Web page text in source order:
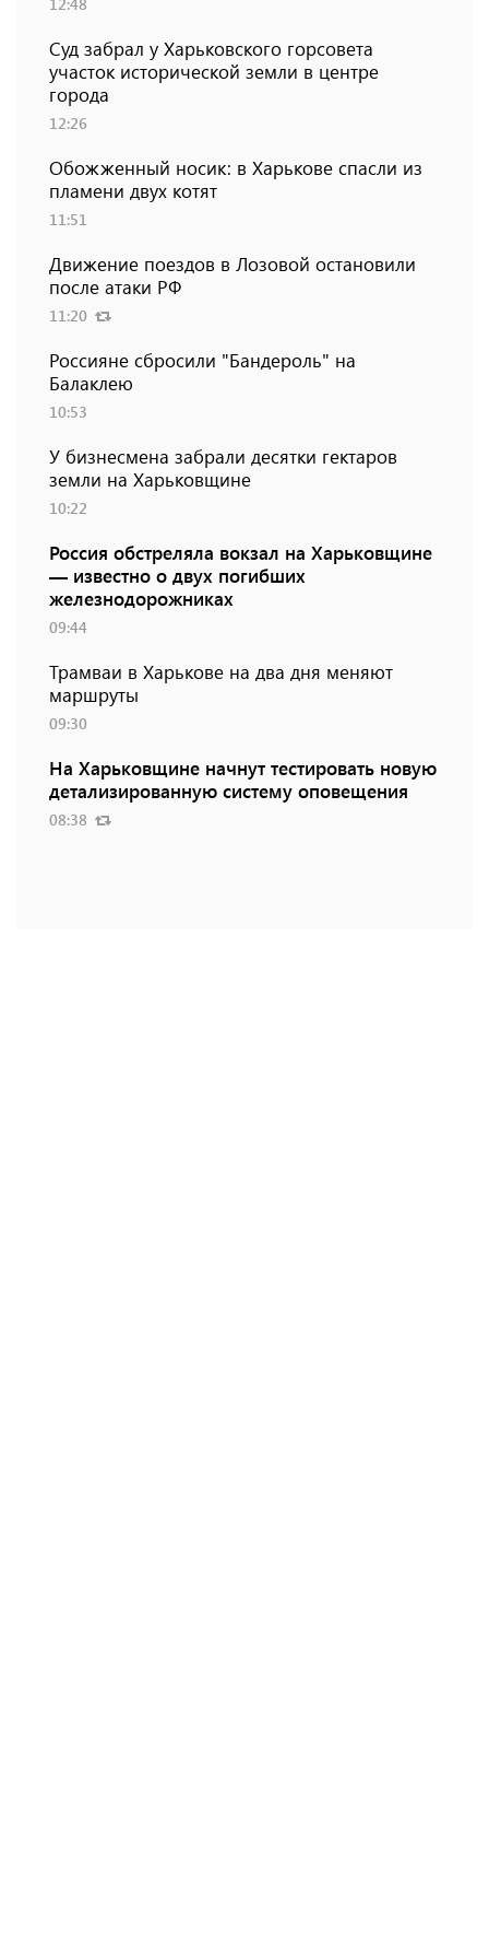
12:48
Суд забрал у Харьковского горсовета
участок исторической земли в центре
города
12:26
Обожженный носик: в Харькове спасли из
пламени двух котят
11:51
Движение поездов в Лозовой остановили
после атаки РФ
11:20
Россияне сбросили "Бандероль" на
Балаклею
10:53
У бизнесмена забрали десятки гектаров
земли на Харьковщине
10:22
Россия обстреляла вокзал на Харьковщине
— известно о двух погибших
железнодорожниках
09:44
Трамваи в Харькове на два дня меняют
маршруты
09:30
На Харьковщине начнут тестировать новую
детализированную систему оповещения
08:38